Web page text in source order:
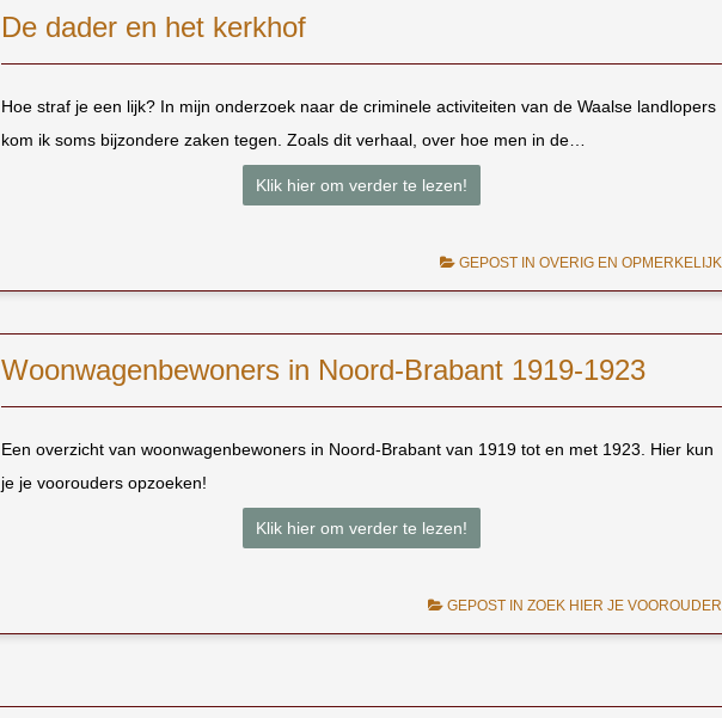
De dader en het kerkhof
Hoe straf je een lijk? In mijn onderzoek naar de criminele activiteiten van de Waalse landlopers
kom ik soms bijzondere zaken tegen. Zoals dit verhaal, over hoe men in de…
Klik hier om verder te lezen!
GEPOST IN OVERIG EN OPMERKELIJK
Woonwagenbewoners in Noord-Brabant 1919-1923
Een overzicht van woonwagenbewoners in Noord-Brabant van 1919 tot en met 1923. Hier kun
je je voorouders opzoeken!
Klik hier om verder te lezen!
GEPOST IN ZOEK HIER JE VOOROUDER